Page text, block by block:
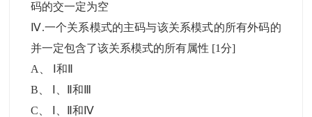
码的交一定为空
Ⅳ.一个关系模式的主码与该关系模式的所有外码的
并一定包含了该关系模式的所有属性 [1分]
A
Ⅰ和Ⅱ
B
Ⅰ、Ⅱ和Ⅲ
C
Ⅰ、Ⅱ和Ⅳ